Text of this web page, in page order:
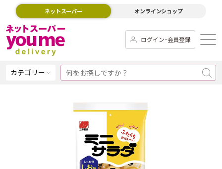
ネットスーパー オンラインショップ
ログイン･会員登録
カテゴリー